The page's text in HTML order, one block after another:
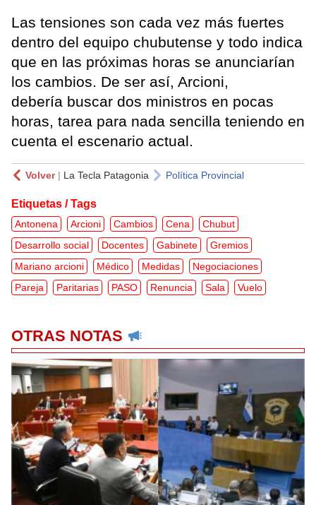
Las tensiones son cada vez más fuertes
dentro del equipo chubutense y todo indica
que en las próximas horas se anunciarían
los cambios. De ser así, Arcioni,
debería buscar dos ministros en pocas
horas, tarea para nada sencilla teniendo en
cuenta el escenario actual.
Volver| La Tecla Patagonia Política Provincial
Etiquetas / Tags
Antonena Arcioni Cambios Cena
Chubut
Desarrollo social
Docentes Gabinete
Gremios
Mariano arcioni
Médico Medidas
Negociaciones
Pareja
Paritarias PASO Renuncia Sala Vuelo
OTRAS NOTAS